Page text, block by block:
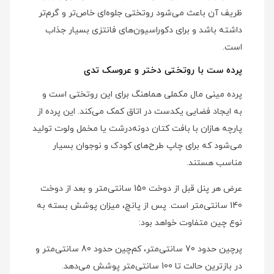
ظریف آن باعث می‌شود روتختی جلوه‌ای خاص‌تر و گرم‌تر
داشته باشد و برای دکوراسیون‌های فانتزی بسیار جذاب
است.
پرده ست با روتختی دختر و عروسک تدی
پرده مینی مال مکملی هماهنگ برای این روتختی است و
به ایجاد فضایی یکدست در اتاق کمک می‌کند. این پرده از
پارچه هازان با بافت کتان دونه‌درشت یا مخمل ولوت تولید
می‌شود که برای چاپ طرح‌های کودک و نوجوان بسیار
مناسب هستند.
عرض هر پنل قبل از دوخت 150 سانتی‌متر و بعد از دوخت
140 سانتی‌متر است. پس از پانچ، میزان پوشش بسته به
نوع چین متفاوت خواهد بود:
پرچین حدود 70 سانتی‌متر، کم‌چین حدود 80 سانتی‌متر و
در بازترین حالت تا 100 سانتی‌متر پوشش می‌دهد.